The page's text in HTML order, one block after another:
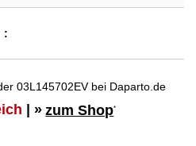
03L145702EV bei Daparto.de
| » zum Shop*